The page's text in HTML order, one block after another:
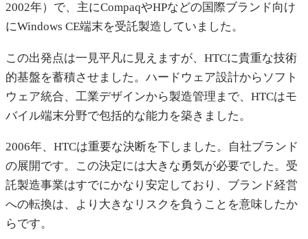
2002年）で、主にCompaqやHPなどの国際ブランド向け
にWindows CE端末を受託製造していました。
この出発点は一見平凡に見えますが、HTCに貴重な技術
的基盤を蓄積させました。ハードウェア設計からソフト
ウェア統合、工業デザインから製造管理まで、HTCはモ
バイル端末分野で包括的な能力を築きました。
2006年、HTCは重要な決断を下しました。自社ブランド
の展開です。この決定には大きな勇気が必要でした。受
託製造事業はすでにかなり安定しており、ブランド経営
への転換は、より大きなリスクを負うことを意味したか
らです。